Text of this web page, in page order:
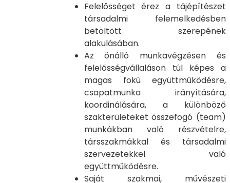
Felelősséget érez a tájépítészet
társadalmi felemelkedésben
betöltött szerepének
alakulásában.
Az önálló munkavégzésen és
felelősségvállaláson túl képes a
magas fokú együttműködésre,
csapatmunka irányítására,
koordinálására, a különböző
szakterületeket összefogó (team)
munkákban való részvételre,
társszakmákkal és társadalmi
szervezetekkel való
együttműködésre.
Saját szakmai, művészeti